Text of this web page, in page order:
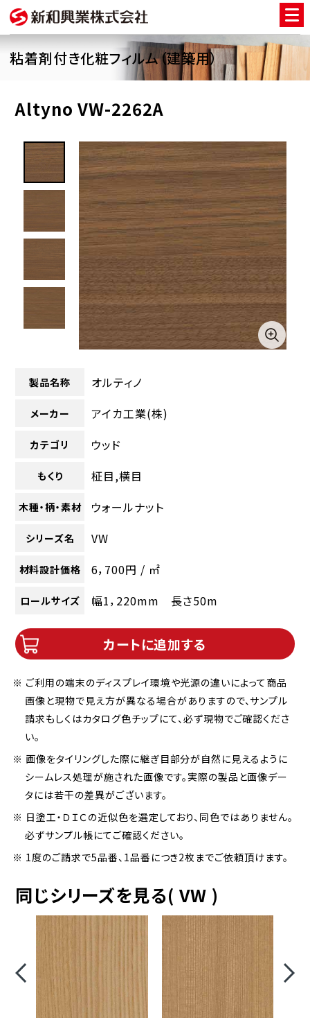
粘着剤付き化粧フィルム（建築用）
Altyno VW-2262A
製品名称 オルティノ
メーカー アイカ工業(株)
カテゴリ ウッド
もくり 柾目,横目
木種・柄・素材 ウォールナット
シリーズ名 VW
材料設計価格 6，700円 / ㎡
ロールサイズ 幅1，220mm 長さ50m
カートに追加する
※ ご利用の端末のディスプレイ環境や光源の違いによって商品
画像と現物で見え方が異なる場合がありますので、サンプル
請求もしくはカタログ色チップにて、必ず現物でご確認くださ
い。
※ 画像をタイリングした際に継ぎ目部分が自然に見えるように
シームレス処理が施された画像です。実際の製品と画像デー
タには若干の差異がございます。
※ 日塗工・ＤＩＣの近似色を選定しており、同色ではありません。
必ずサンプル帳にてご確認ください。
※ 1度のご請求で5品番、1品番につき2枚までご依頼頂けます。
同じシリーズを見る( VW )